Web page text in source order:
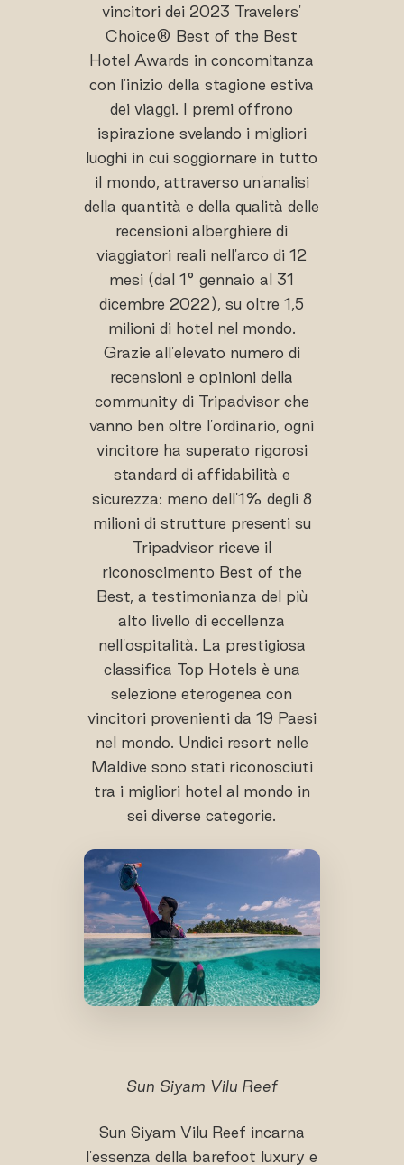
vincitori dei 2023 Travelers'
Choice® Best of the Best
Hotel Awards in concomitanza
con l'inizio della stagione estiva
dei viaggi. I premi offrono
ispirazione svelando i migliori
luoghi in cui soggiornare in tutto
il mondo, attraverso un'analisi
della quantità e della qualità delle
recensioni alberghiere di
viaggiatori reali nell'arco di 12
mesi (dal 1° gennaio al 31
dicembre 2022), su oltre 1,5
milioni di hotel nel mondo.
Grazie all'elevato numero di
recensioni e opinioni della
community di Tripadvisor che
vanno ben oltre l'ordinario, ogni
vincitore ha superato rigorosi
standard di affidabilità e
sicurezza: meno dell'1% degli 8
milioni di strutture presenti su
Tripadvisor riceve il
riconoscimento Best of the
Best, a testimonianza del più
alto livello di eccellenza
nell'ospitalità. La prestigiosa
classifica Top Hotels è una
selezione eterogenea con
vincitori provenienti da 19 Paesi
nel mondo. Undici resort nelle
Maldive sono stati riconosciuti
tra i migliori hotel al mondo in
sei diverse categorie.
Sun Siyam Vilu Reef
Sun Siyam Vilu Reef incarna
l'essenza della barefoot luxury e